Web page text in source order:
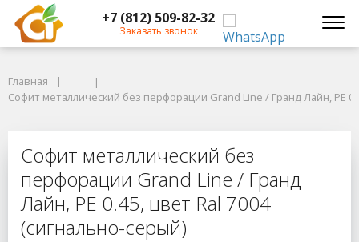
+7 (812) 509-82-32
Заказать звонок
Софит металлический без перфорации Grand Line / Гранд Лайн, PE
Софит металлический без
Главная
Софит металлический без перфорации Grand Line / Гранд Лайн, PE
Софит металлический без
перфорации Grand Line / Гранд
Лайн, PE 0.45, цвет Ral 7004
(сигнально-серый)